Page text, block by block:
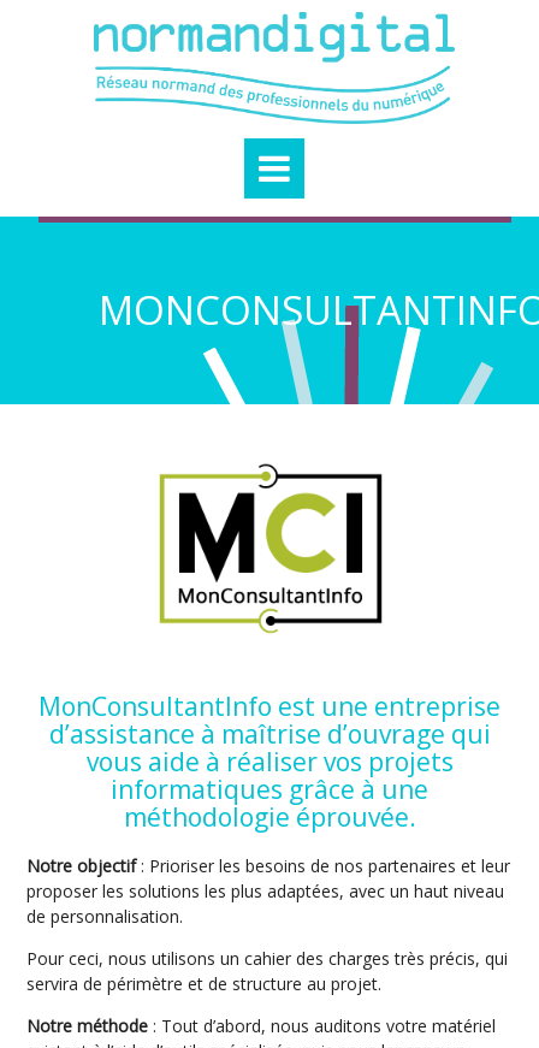
MonConsultantInfo est une entreprise
d’assistance à maîtrise d’ouvrage qui
vous aide à réaliser vos projets
informatiques grâce à une
méthodologie éprouvée.
Notre objectif: Prioriser les besoins de nos partenaires et leur
proposer les solutions les plus adaptées, avec un haut niveau
de personnalisation.
Pour ceci, nous utilisons un cahier des charges très précis, qui
servira de périmètre et de structure au projet.
Notre méthode : Tout d’abord, nous auditons votre matériel